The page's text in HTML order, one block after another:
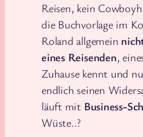
Reisen, kein
die Buchvorlage im
Roland allgemein
eines Reisenden,
Zuhause kennt und
endlich seinen
läuft mit Business-
Wüste..?